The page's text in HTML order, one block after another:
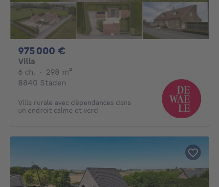
975 000 €
Villa
6 ch. 6 chambres
· 298 m²
8840 Staden
Villa rurale avec dépendances dans
un endroit calme et verd